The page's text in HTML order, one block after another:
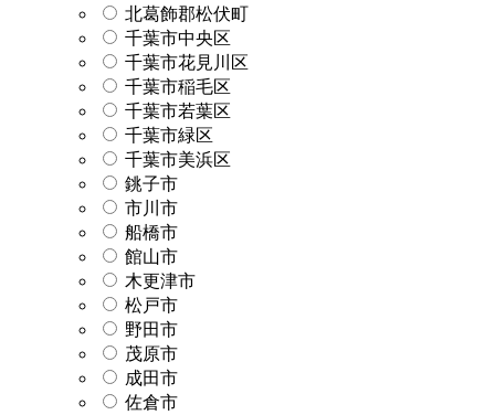
北葛飾郡松伏町
千葉市中央区
千葉市花見川区
千葉市稲毛区
千葉市若葉区
千葉市緑区
千葉市美浜区
銚子市
市川市
船橋市
館山市
木更津市
松戸市
野田市
茂原市
成田市
佐倉市